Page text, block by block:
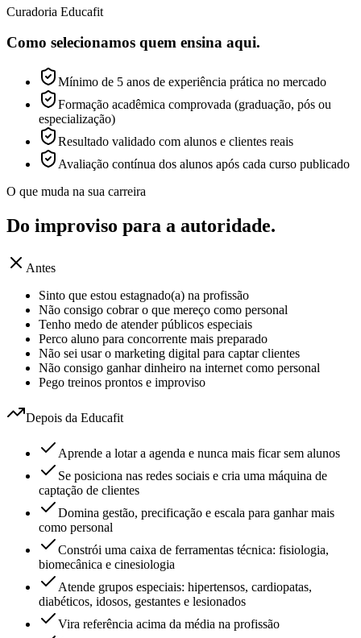
Curadoria Educafit
Como selecionamos quem ensina aqui.
Mínimo de 5 anos de experiência prática no mercado
Formação acadêmica comprovada (graduação, pós ou
especialização)
Resultado validado com alunos e clientes reais
Avaliação contínua dos alunos após cada curso publicado
O que muda na sua carreira
Do improviso para a autoridade.
Antes
Sinto que estou estagnado(a) na profissão
Não consigo cobrar o que mereço como personal
Tenho medo de atender públicos especiais
Perco aluno para concorrente mais preparado
Não sei usar o marketing digital para captar clientes
Não consigo ganhar dinheiro na internet como personal
Pego treinos prontos e improviso
Depois da Educafit
Aprende a lotar a agenda e nunca mais ficar sem alunos
Se posiciona nas redes sociais e cria uma máquina de
captação de clientes
Domina gestão, precificação e escala para ganhar mais
como personal
Constrói uma caixa de ferramentas técnica: fisiologia,
biomecânica e cinesiologia
Atende grupos especiais: hipertensos, cardiopatas,
diabéticos, idosos, gestantes e lesionados
Vira referência acima da média na profissão